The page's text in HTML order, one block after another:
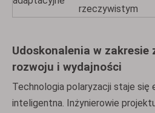
rzeczywistym
Udoskonalenia w zakresie
rozwoju i wydajności
Technologia polaryzacji staje się
inteligentna. Inżynierowie